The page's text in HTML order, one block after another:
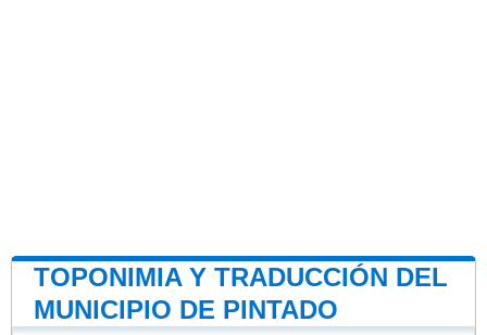
TOPONIMIA Y TRADUCCIÓN DEL
MUNICIPIO DE PINTADO